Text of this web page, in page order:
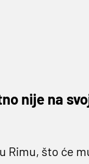
nije na
Rimu, što će